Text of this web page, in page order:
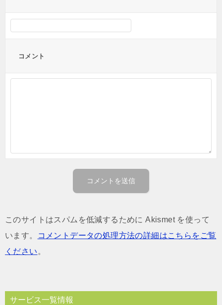
コメント
このサイトはスパムを低減するために Akismet を使って
います。
コメントデータの処理方法の詳細はこちらをご覧
ください 。
サービス一覧情報